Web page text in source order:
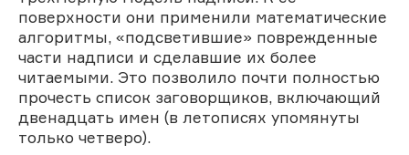
поверхности они применили математические
алгоритмы, «подсветившие» поврежденные
части надписи и сделавшие их более
читаемыми. Это позволило почти полностью
прочесть список заговорщиков, включающий
двенадцать имен (в летописях упомянуты
только четверо).